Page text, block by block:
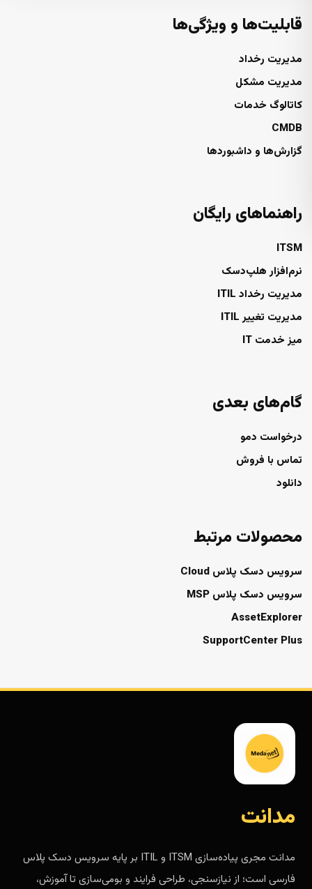
قابلیت‌ها و ویژگی‌ها
مدیریت رخداد
مدیریت مشکل
کاتالوگ خدمات
CMDB
گزارش‌ها و داشبوردها
راهنماهای رایگان
ITSM
نرم‌افزار هلپ‌دسک
مدیریت رخداد ITIL
مدیریت تغییر ITIL
میز خدمت IT
گام‌های بعدی
درخواست دمو
تماس با فروش
دانلود
محصولات مرتبط
سرویس دسک پلاس Cloud
سرویس دسک پلاس MSP
AssetExplorer
SupportCenter Plus
مدانت
مدانت مجری پیاده‌سازی ITSM و ITIL بر پایه سرویس دسک پلاس
فارسی است؛ از نیازسنجی، طراحی فرایند و بومی‌سازی تا آموزش،